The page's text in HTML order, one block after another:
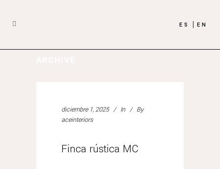
ES EN
diciembre 1, 2025 In
By
aceinteriors
Finca rústica MC